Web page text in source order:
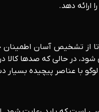
ارائه دهد.
از تشخیص آسان اطمینان
در حالی که صدها کالا در
با عناصر پیچیده بسیار